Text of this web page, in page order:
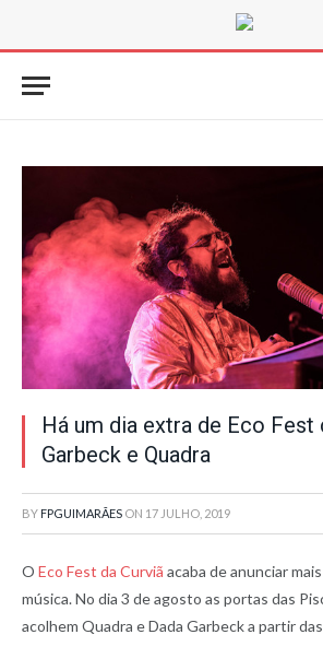
Há um dia extra de Eco Fest
Garbeck e Quadra
BY FPGUIMARÃES ON 17 JULHO, 2019
O Eco Fest da Curviã acaba de anunciar
música. No dia 3 de agosto as portas das
acolhem Quadra e Dada Garbeck a partir